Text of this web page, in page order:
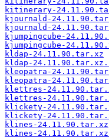
kitinerary-
kjournald-
kjournald-
kjumpingcube-
kjumpingcube-
kldap-24.11.90.tar.xz
kldap-
kleopatra-
kleopatra-
klettres-
klettres-
klickety-
klickety-
klines-24.11.90.tar.xz
klines-